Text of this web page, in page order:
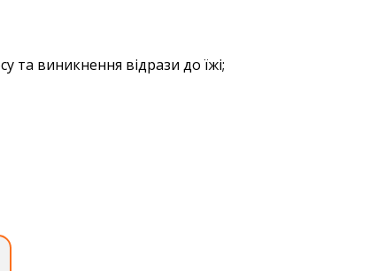
та виникнення відрази до їжі;